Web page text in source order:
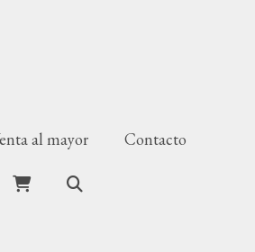
al mayor Contacto